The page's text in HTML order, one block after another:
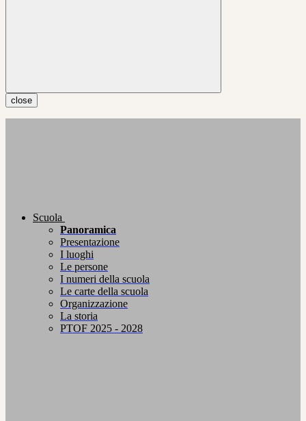
close
Scuola
Panoramica
Presentazione
I luoghi
Le persone
I numeri della scuola
Le carte della scuola
Organizzazione
La storia
PTOF 2025 - 2028